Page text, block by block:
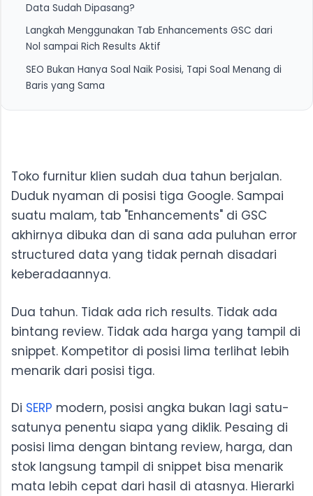
2. Validasi Ulang Menggunakan Rich Results Test
Sebelum Request Indexing
Data Sudah Dipasang?
Langkah Menggunakan Tab Enhancements GSC dari
Nol sampai Rich Results Aktif
SEO Bukan Hanya Soal Naik Posisi, Tapi Soal Menang di
Baris yang Sama
Toko furnitur klien sudah dua tahun berjalan.
Duduk nyaman di posisi tiga Google. Sampai
suatu malam, tab "Enhancements" di GSC
akhirnya dibuka dan di sana ada puluhan error
structured data yang tidak pernah disadari
keberadaannya.
Dua tahun. Tidak ada rich results. Tidak ada
bintang review. Tidak ada harga yang tampil di
snippet. Kompetitor di posisi lima terlihat lebih
menarik dari posisi tiga.
Di SERP modern, posisi angka bukan lagi satu-
satunya penentu siapa yang diklik. Pesaing di
posisi lima dengan bintang review, harga, dan
stok langsung tampil di snippet bisa menarik
mata lebih cepat dari hasil di atasnya. Hierarki